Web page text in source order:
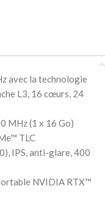
avec la technologie
L3, 16 cœurs, 24
MHz (1 x 16 Go)
TLC
IPS, anti-glare, 400
NVIDIA RTX™